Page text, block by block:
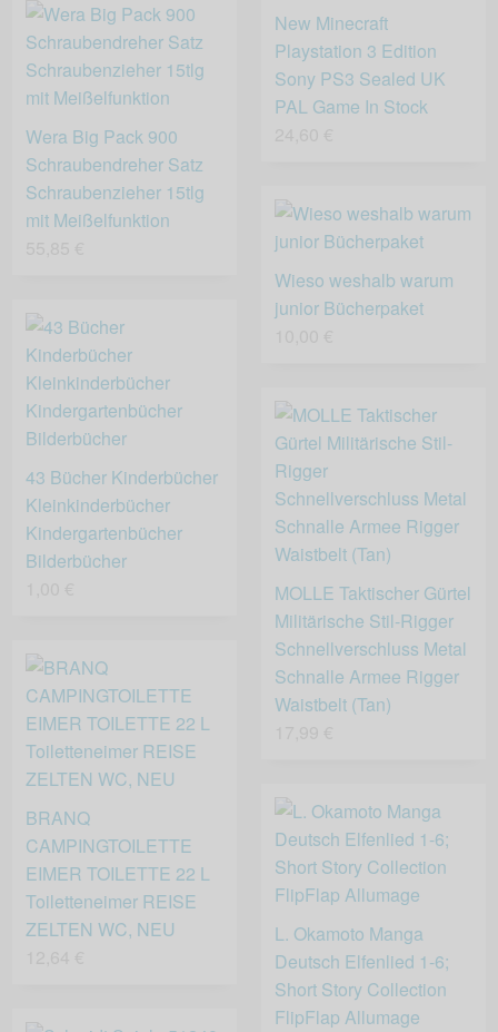
New Minecraft
Playstation 3 Edition
Sony PS3 Sealed UK
PAL Game In Stock
Wera Big Pack 900
Schraubendreher Satz
Schraubenzieher 15tlg
mit Meißelfunktion
Wieso weshalb warum
junior Bücherpaket
43 Bücher Kinderbücher
Kleinkinderbücher
Kindergartenbücher
Bilderbücher
MOLLE Taktischer Gürtel
Militärische Stil-Rigger
Schnellverschluss Metal
Schnalle Armee Rigger
Waistbelt (Tan)
BRANQ
CAMPINGTOILETTE
EIMER TOILETTE 22 L
Toiletteneimer REISE
ZELTEN WC, NEU
L. Okamoto Manga
Deutsch Elfenlied 1-6;
Short Story Collection
FlipFlap Allumage